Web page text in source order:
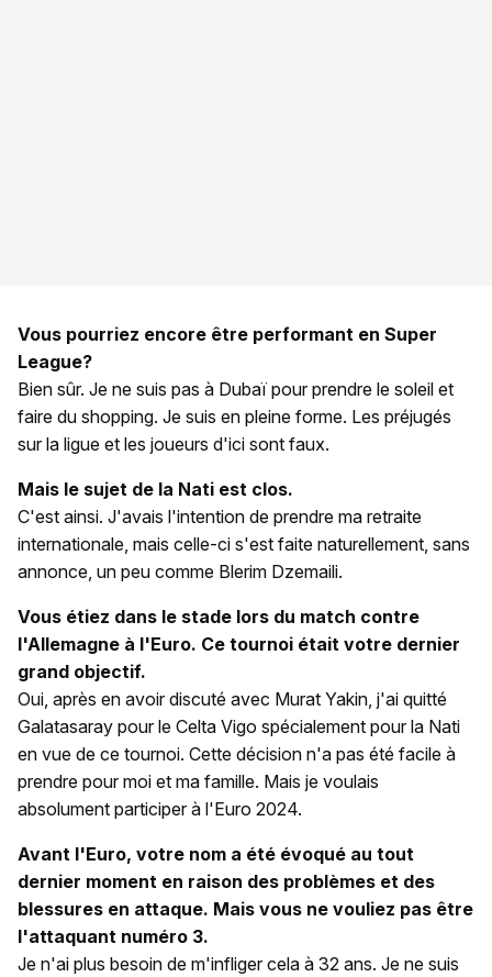
Vous pourriez encore être performant en Super
League?
Bien sûr. Je ne suis pas à Dubaï pour prendre le soleil et
faire du shopping. Je suis en pleine forme. Les préjugés
sur la ligue et les joueurs d'ici sont faux.
Mais le sujet de la Nati est clos.
C'est ainsi. J'avais l'intention de prendre ma retraite
internationale, mais celle-ci s'est faite naturellement, sans
annonce, un peu comme Blerim Dzemaili.
Vous étiez dans le stade lors du match contre
l'Allemagne à l'Euro. Ce tournoi était votre dernier
grand objectif.
Oui, après en avoir discuté avec Murat Yakin, j'ai quitté
Galatasaray pour le Celta Vigo spécialement pour la Nati
en vue de ce tournoi. Cette décision n'a pas été facile à
prendre pour moi et ma famille. Mais je voulais
absolument participer à l'Euro 2024.
Avant l'Euro, votre nom a été évoqué au tout
dernier moment en raison des problèmes et des
blessures en attaque. Mais vous ne vouliez pas être
l'attaquant numéro 3.
Je n'ai plus besoin de m'infliger cela à 32 ans. Je ne suis